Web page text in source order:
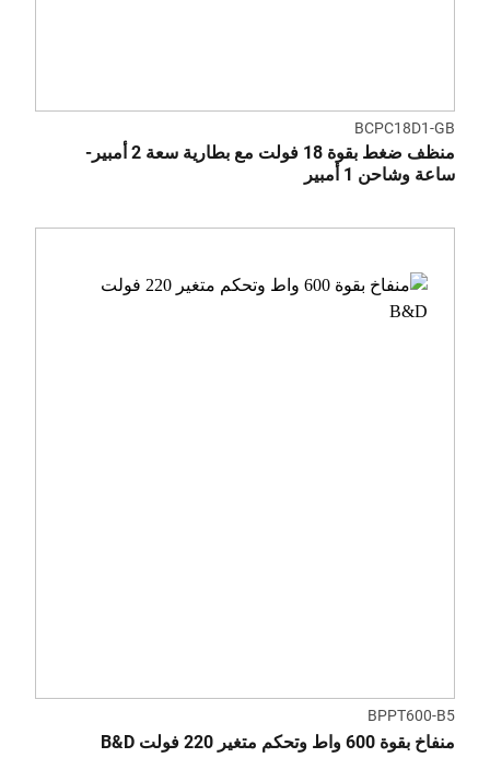
BCPC18D1-GB
منظف ضغط بقوة 18 فولت مع بطارية سعة 2 أمبير-
ساعة وشاحن 1 أمبير
BPPT600-B5
منفاخ بقوة 600 واط وتحكم متغير 220 فولت B&D